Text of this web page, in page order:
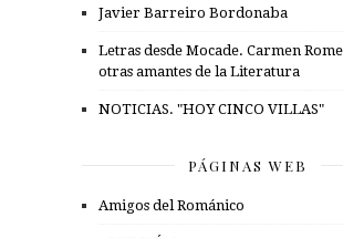
Javier Barreiro Bordonaba
Letras desde Mocade. Carmen
otras amantes de la Literatura
NOTICIAS. "HOY CINCO VILLAS"
PÁGINAS WEB
Amigos del Románico